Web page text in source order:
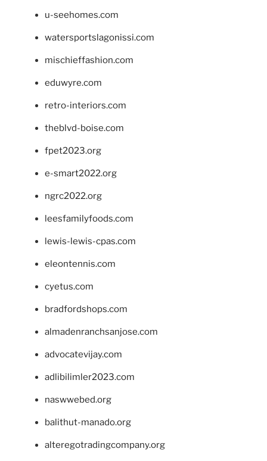
u-seehomes.com
watersportslagonissi.com
mischieffashion.com
eduwyre.com
retro-interiors.com
theblvd-boise.com
fpet2023.org
e-smart2022.org
ngrc2022.org
leesfamilyfoods.com
lewis-lewis-cpas.com
eleontennis.com
cyetus.com
bradfordshops.com
almadenranchsanjose.com
advocatevijay.com
adlibilimler2023.com
naswwebed.org
balithut-manado.org
alteregotradingcompany.org